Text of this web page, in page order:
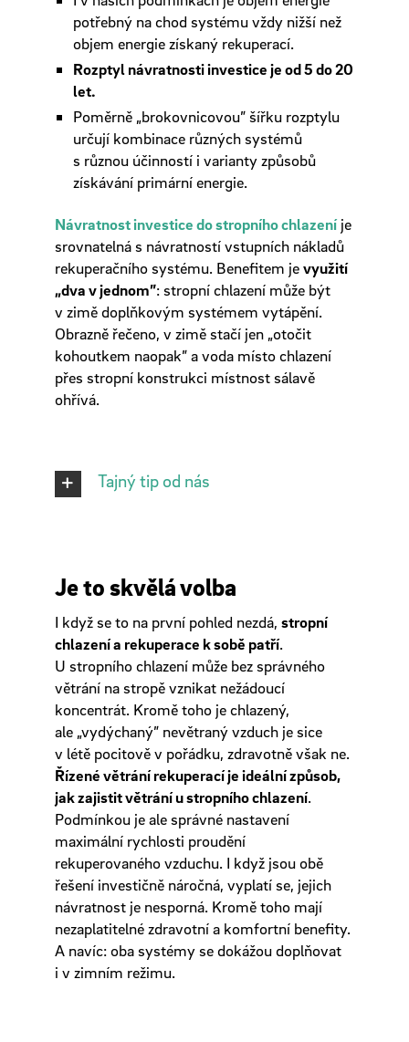
potřebný na chod systému vždy nižší než
objem energie získaný rekuperací.
Rozptyl návratnosti investice je od 5 do 20
let.
Poměrně „brokovnicovou” šířku rozptylu
určují kombinace různých systémů
s různou účinností i varianty způsobů
získávání primární energie.
Návratnost investice do stropního chlazeníje
srovnatelná s návratností vstupních nákladů
rekuperačního systému. Benefitem jevyužití
„dva v jednom”: stropní chlazení může být
v zimě doplňkovým systémem vytápění.
Obrazně řečeno, v zimě stačí jen „otočit
kohoutkem naopak” a voda místo chlazení
přes stropní konstrukci místnost sálavě
ohřívá.
Tajný tip od nás
Je to skvělá volba
I když se to na první pohled nezdá, stropní
chlazení a rekuperace k sobě patří.
U stropního chlazení může bez správného
větrání na stropě vznikat nežádoucí
koncentrát. Kromě toho je chlazený,
ale „vydýchaný” nevětraný vzduch je sice
v létě pocitově v pořádku, zdravotně však ne.
Řízené větrání rekuperací je ideální způsob,
jak zajistit větrání u stropního chlazení.
Podmínkou je ale správné nastavení
maximální rychlosti proudění
rekuperovaného vzduchu. I když jsou obě
řešení investičně náročná, vyplatí se, jejich
návratnost je nesporná. Kromě toho mají
nezaplatitelné zdravotní a komfortní benefity.
A navíc: oba systémy se dokážou doplňovat
i v zimním režimu.